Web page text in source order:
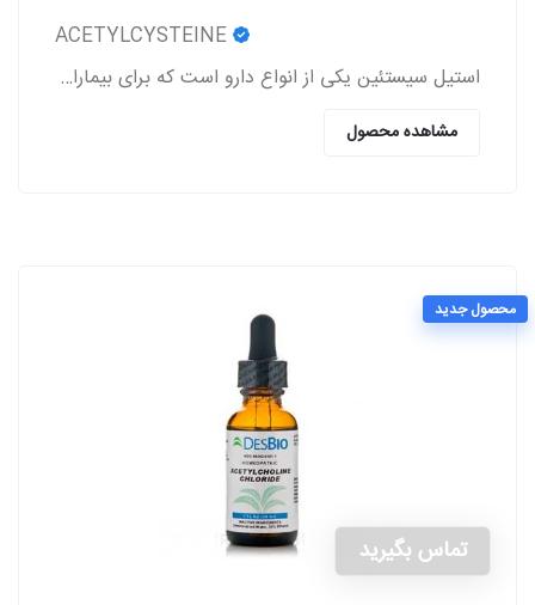
استیل سیستئین یکی از انواع دارو است که برای بیماران مبتلا به اختلالات ریوی از سمت پزشکان تجویز می‌شود.
مشاهده محصول
محصول جدید
تماس بگیرید